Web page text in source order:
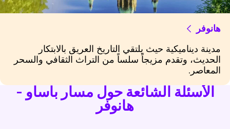
هانوفر
مدينة ديناميكية حيث يلتقي التاريخ العريق بالابتكار
الحديث، وتقدم مزيجاً سلساً من التراث الثقافي والسحر
المعاصر.
الأسئلة الشائعة حول مسار باساو -
هانوفر